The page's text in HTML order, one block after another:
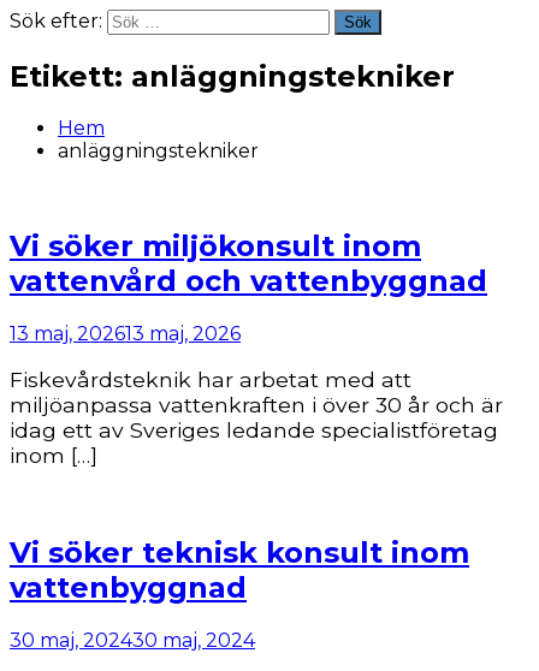
Sök efter:
Sök
Etikett: anläggningstekniker
Hem
anläggningstekniker
Vi söker miljökonsult inom
vattenvård och vattenbyggnad
13 maj, 202613 maj, 2026
Fiskevårdsteknik har arbetat med att
miljöanpassa vattenkraften i över 30 år och är
idag ett av Sveriges ledande specialistföretag
inom […]
Vi söker teknisk konsult inom
vattenbyggnad
30 maj, 202430 maj, 2024